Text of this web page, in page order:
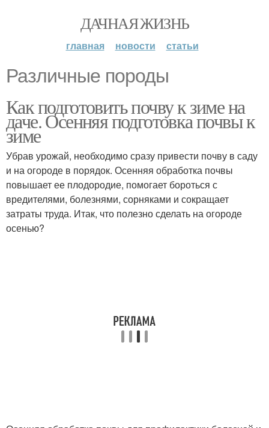
ДАЧНАЯ ЖИЗНЬ
главная новости статьи
Различные породы
Как подготовить почву к зиме на
даче. Осенняя подготовка почвы к
зиме
Убрав урожай, необходимо сразу привести почву в саду
и на огороде в порядок. Осенняя обработка почвы
повышает ее плодородие, помогает бороться с
вредителями, болезнями, сорняками и сокращает
затраты труда. Итак, что полезно сделать на огороде
осенью?